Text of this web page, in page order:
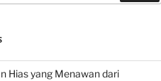
Hias yang Menawan dari